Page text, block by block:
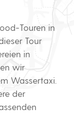
Touren in
Tour
in
wir
Wassertaxi.
der